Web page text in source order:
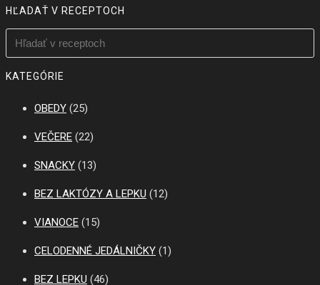
HĽADAŤ V RECEPTOCH
KATEGÓRIE
OBEDY (25)
VEČERE (22)
SNACKY (13)
BEZ LAKTÓZY A LEPKU (12)
VIANOCE (15)
CELODENNÉ JEDÁLNIČKY (1)
BEZ LEPKU (46)